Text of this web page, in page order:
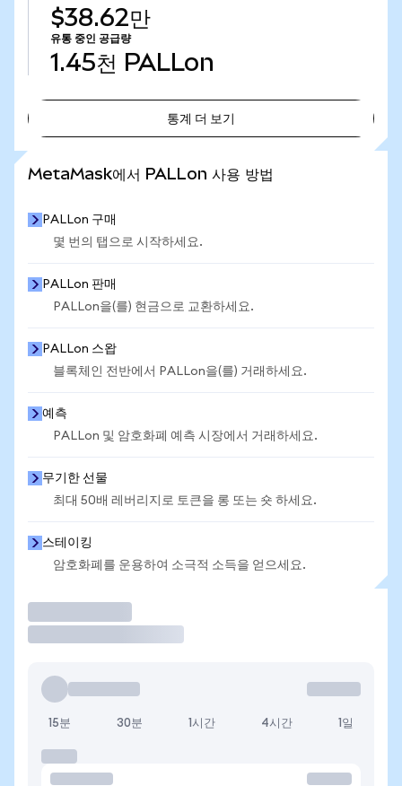
$38.62만
유통 중인 공급량
1.45천 PALLon
통계 더 보기
MetaMask에서 PALLon 사용 방법
PALLon 구매
몇 번의 탭으로 시작하세요.
PALLon 판매
PALLon을(를) 현금으로 교환하세요.
PALLon 스왑
블록체인 전반에서 PALLon을(를) 거래하세요.
예측
PALLon 및 암호화폐 예측 시장에서 거래하세요.
무기한 선물
최대 50배 레버리지로 토큰을 롱 또는 숏 하세요.
스테이킹
암호화폐를 운용하여 소극적 소득을 얻으세요.
15분 30분 1시간 4시간 1일